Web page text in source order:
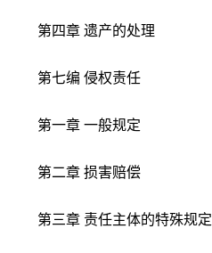
第四章 遗产的处理
第七编 侵权责任
第一章 一般规定
第二章 损害赔偿
第三章 责任主体的特殊规定